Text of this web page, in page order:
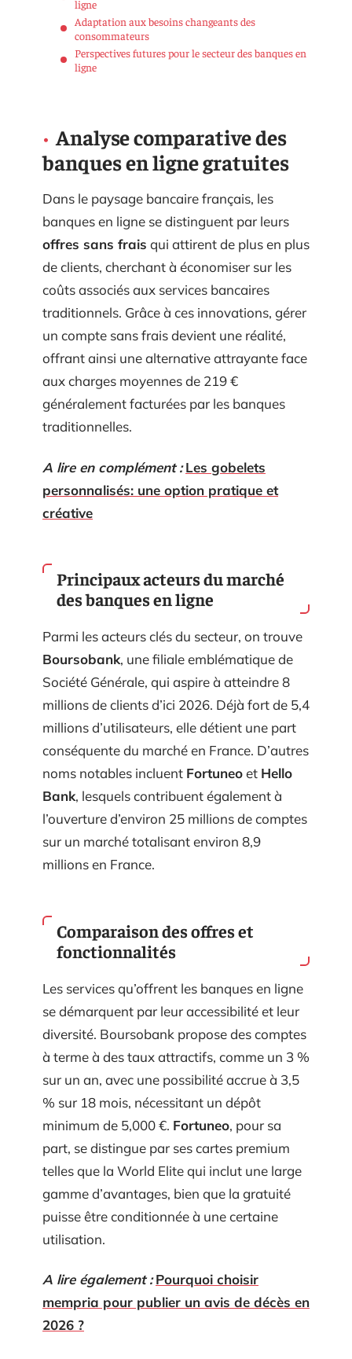
ligne
Adaptation aux besoins changeants des
consommateurs
Perspectives futures pour le secteur des banques en
ligne
Analyse comparative des
banques en ligne gratuites
Dans le paysage bancaire français, les
banques en ligne se distinguent par leurs
offres sans frais qui attirent de plus en plus
de clients, cherchant à économiser sur les
coûts associés aux services bancaires
traditionnels. Grâce à ces innovations, gérer
un compte sans frais devient une réalité,
offrant ainsi une alternative attrayante face
aux charges moyennes de 219 €
généralement facturées par les banques
traditionnelles.
A lire en complément : Les gobelets
personnalisés: une option pratique et
créative
Principaux acteurs du marché
des banques en ligne
Parmi les acteurs clés du secteur, on trouve
Boursobank, une filiale emblématique de
Société Générale, qui aspire à atteindre 8
millions de clients d’ici 2026. Déjà fort de 5,4
millions d’utilisateurs, elle détient une part
conséquente du marché en France. D’autres
noms notables incluent Fortuneoet Hello
Bank, lesquels contribuent également à
l’ouverture d’environ 25 millions de comptes
sur un marché totalisant environ 8,9
millions en France.
Comparaison des offres et
fonctionnalités
Les services qu’offrent les banques en ligne
se démarquent par leur accessibilité et leur
diversité. Boursobank propose des comptes
à terme à des taux attractifs, comme un 3 %
sur un an, avec une possibilité accrue à 3,5
% sur 18 mois, nécessitant un dépôt
minimum de 5,000 €. Fortuneo, pour sa
part, se distingue par ses cartes premium
telles que la World Elite qui inclut une large
gamme d’avantages, bien que la gratuité
puisse être conditionnée à une certaine
utilisation.
A lire également : Pourquoi choisir
mempria pour publier un avis de décès en
2026 ?